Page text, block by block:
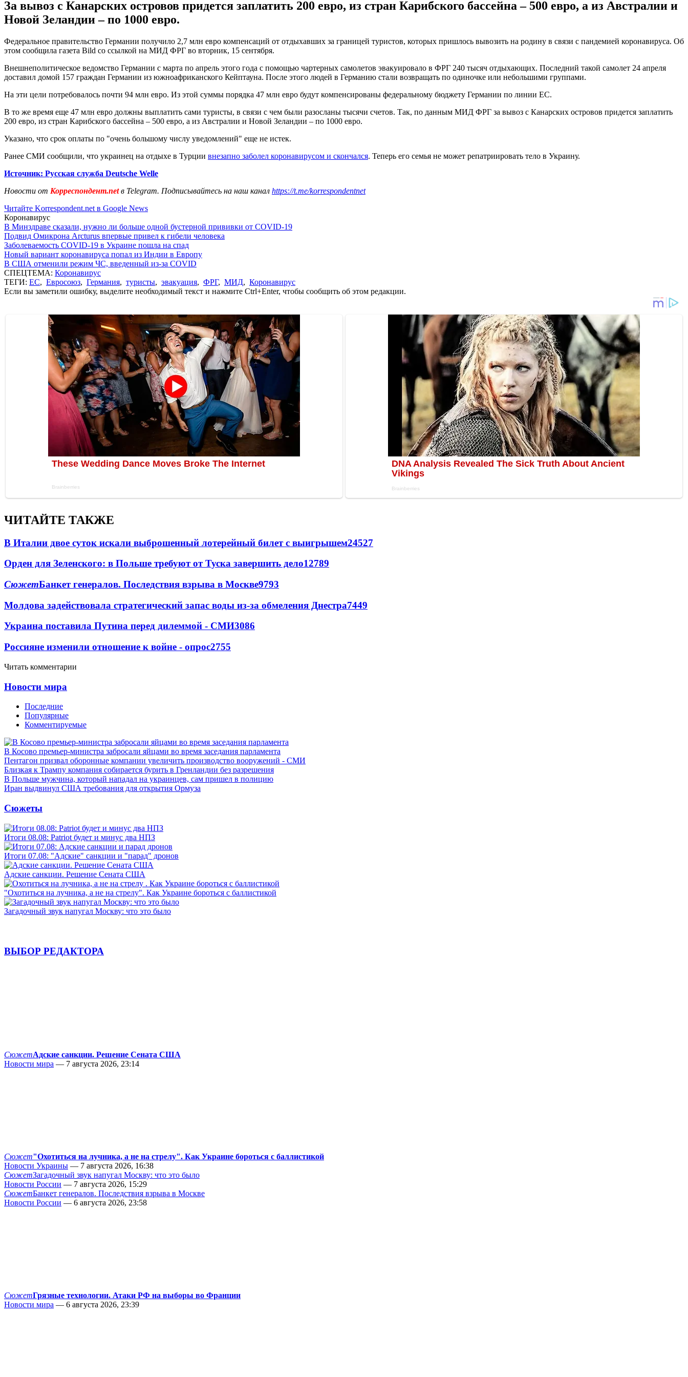
За вывоз с Канарских островов придется заплатить 200 евро, из стран Карибского бассейна – 500 евро, а из Австралии и
Новой Зеландии – по 1000 евро.
Федеральное правительство Германии получило 2,7 млн евро компенсаций от отдыхавших за границей туристов, которых пришлось вывозить на родину в связи с пандемией коронавируса. Об
этом сообщила газета Bild со ссылкой на МИД ФРГ во вторник, 15 сентября.
Внешнеполитическое ведомство Германии с марта по апрель этого года с помощью чартерных самолетов эвакуировало в ФРГ 240 тысяч отдыхающих. Последний такой самолет 24 апреля
доставил домой 157 граждан Германии из южноафриканского Кейптауна. После этого людей в Германию стали возвращать по одиночке или небольшими группами.
На эти цели потребовалось почти 94 млн евро. Из этой суммы порядка 47 млн евро будут компенсированы федеральному бюджету Германии по линии ЕС.
В то же время еще 47 млн евро должны выплатить сами туристы, в связи с чем были разосланы тысячи счетов. Так, по данным МИД ФРГ за вывоз с Канарских островов придется заплатить
200 евро, из стран Карибского бассейна – 500 евро, а из Австралии и Новой Зеландии – по 1000 евро.
Указано, что срок оплаты по "очень большому числу уведомлений" еще не истек.
Ранее СМИ сообщили, что украинец на отдыхе в Турции внезапно заболел коронавирусом и скончался. Теперь его семья не может репатриировать тело в Украину.
Источник: Русская служба Deutsche Welle
Новости от Корреспондент.netв Telegram. Подписывайтесь на наш канал https://t.me/korrespondentnet
Читайте Korrespondent.net в Google News
Коронавирус
В Минздраве сказали, нужно ли больше одной бустерной прививки от COVID-19
Подвид Омикрона Arcturus впервые привел к гибели человека
Заболеваемость COVID-19 в Украине пошла на спад
Новый вариант коронавируса попал из Индии в Европу
В США отменили режим ЧС, введенный из-за COVID
СПЕЦТЕМА: Коронавирус
ТЕГИ: ЕС, Евросоюз, Германия, туристы, эвакуация, ФРГ, МИД, Коронавирус
Если вы заметили ошибку, выделите необходимый текст и нажмите Ctrl+Enter, чтобы сообщить об этом редакции.
ЧИТАЙТЕ ТАКЖЕ
В Италии двое суток искали выброшенный лотерейный билет с выигрышем24527
Орден для Зеленского: в Польше требуют от Туска завершить дело12789
СюжетБанкет генералов. Последствия взрыва в Москве9793
Молдова задействовала стратегический запас воды из-за обмеления Днестра7449
Украина поставила Путина перед дилеммой - СМИ3086
Россияне изменили отношение к войне - опрос2755
Читать комментарии
Новости мира
Последние
Популярные
Комментируемые
В Косово премьер-министра забросали яйцами во время заседания парламента
Пентагон призвал оборонные компании увеличить производство вооружений - СМИ
Близкая к Трампу компания собирается бурить в Гренландии без разрешения
В Польше мужчина, который нападал на украинцев, сам пришел в полицию
Иран выдвинул США требования для открытия Ормуза
Сюжеты
Итоги 08.08: Patriot будет и минус два НПЗ
Итоги 07.08: "Адские" санкции и "парад" дронов
Адские санкции. Решение Сената США
"Охотиться на лучника, а не на стрелу". Как Украине бороться с баллистикой
Загадочный звук напугал Москву: что это было
ВЫБОР РЕДАКТОРА
СюжетАдские санкции. Решение Сената США
Новости мира — 7 августа 2026, 23:14
Сюжет"Охотиться на лучника, а не на стрелу". Как Украине бороться с баллистикой
Новости Украины — 7 августа 2026, 16:38
СюжетЗагадочный звук напугал Москву: что это было
Новости России — 7 августа 2026, 15:29
СюжетБанкет генералов. Последствия взрыва в Москве
Новости России — 6 августа 2026, 23:58
СюжетГрязные технологии. Атаки РФ на выборы во Франции
Новости мира — 6 августа 2026, 23:39